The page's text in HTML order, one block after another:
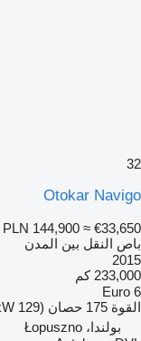
32
Otokar Navigo
PLN 144,900 ≈ €33,650
باص النقل بين المدن
2015
233,000 كم
Euro 6
القوة 175 حصان (129 kW)
بولندا، Łopuszno